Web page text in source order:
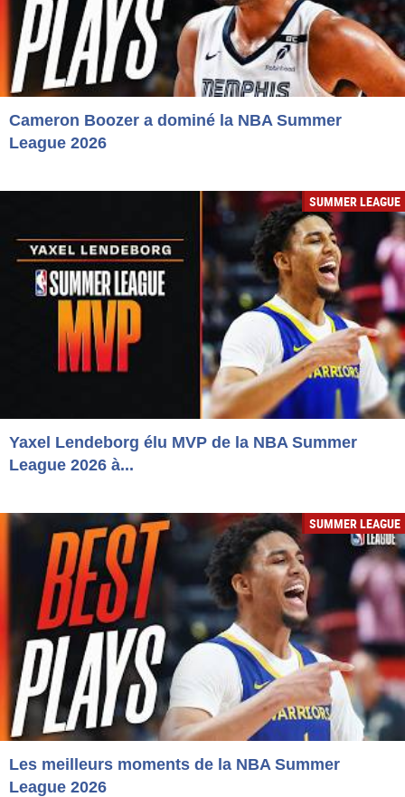
Cameron Boozer a dominé la NBA Summer
League 2026
SUMMER LEAGUE
Yaxel Lendeborg élu MVP de la NBA Summer
League 2026 à...
SUMMER LEAGUE
Les meilleurs moments de la NBA Summer
League 2026